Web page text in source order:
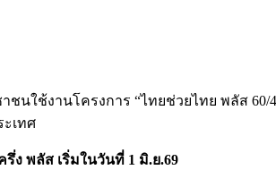
นใช้งานโครงการ “ไทยช่วยไทย พลัส
เทศ
ง พลัส เริ่มในวันที่ 1 มิ.ย.69